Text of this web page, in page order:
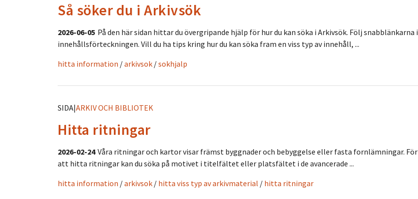
Så söker du i Arkivsök
2026-06-05 På den här sidan hittar du övergripande hjälp för hur du kan söka i Arkivsök. Följ snabblänkarna i
innehållsförteckningen. Vill du ha tips kring hur du kan söka fram en viss typ av innehåll, ...
hitta information /arkivsok /sokhjalp
SIDA|ARKIV OCH BIBLIOTEK
Hitta ritningar
2026-02-24 Våra ritningar och kartor visar främst byggnader och bebyggelse eller fasta fornlämningar. För
att hitta ritningar kan du söka på motivet i titelfältet eller platsfältet i de avancerade ...
hitta information /arkivsok / hitta viss typ av arkivmaterial / hitta ritningar